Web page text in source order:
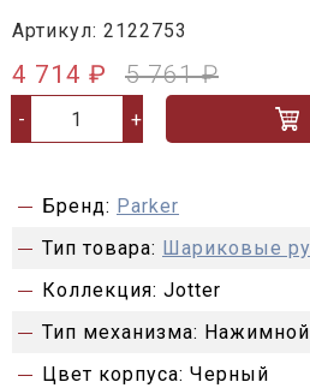
Артикул: 2122753
4 714 ₽ 5 761 ₽
- +
Бренд: Parker
Тип товара: Шариковые
Коллекция: Jotter
Тип механизма:
Цвет корпуса: Черный